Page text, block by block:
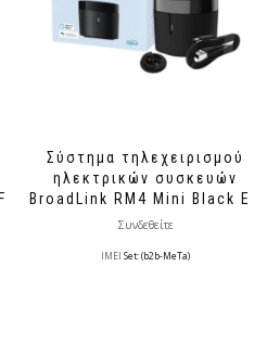
Σύστημα τηλεχειρισμού
ηλεκτρικών συσκευών
BroadLink RM4 Mini Black EU
Συνδεθείτε
IMEI Set: (b2b-MeTa)